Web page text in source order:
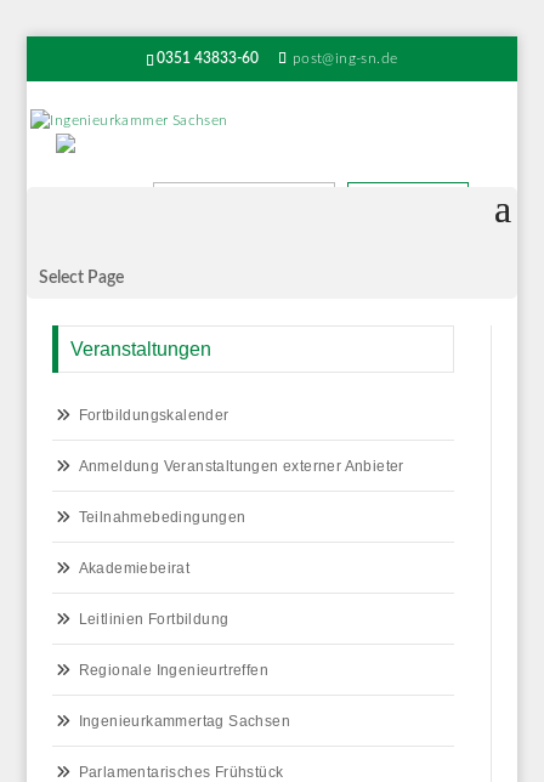
0351 43833-60 post@ing-sn.de
Select Page
Veranstaltungen
Fortbildungskalender
Anmeldung Veranstaltungen externer Anbieter
Teilnahmebedingungen
Akademiebeirat
Leitlinien Fortbildung
Regionale Ingenieurtreffen
Ingenieurkammertag Sachsen
Parlamentarisches Frühstück